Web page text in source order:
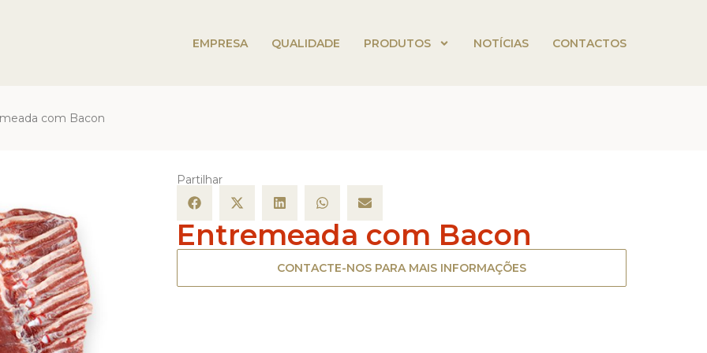
EMPRESA QUALIDADE PRODUTOS NOTÍCIAS CONTACTOS
com Bacon
Partilhar
Entremeada com Bacon
CONTACTE-NOS PARA MAIS INFORMAÇÕES